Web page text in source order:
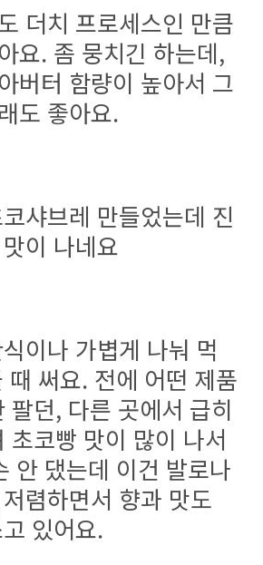
더치 프로세스인 만큼
요. 좀 뭉치긴 하는데,
버터 함량이 높아서 그
도 좋아요.
샤브레 만들었는데 진
이 나네요
이나 가볍게 나눠 먹
때 써요. 전에 어떤 제품
팔던, 다른 곳에서 급히
초코빵 맛이 많이 나서
안 댔는데 이건 발로나
렴하면서 향과 맛도
있어요.